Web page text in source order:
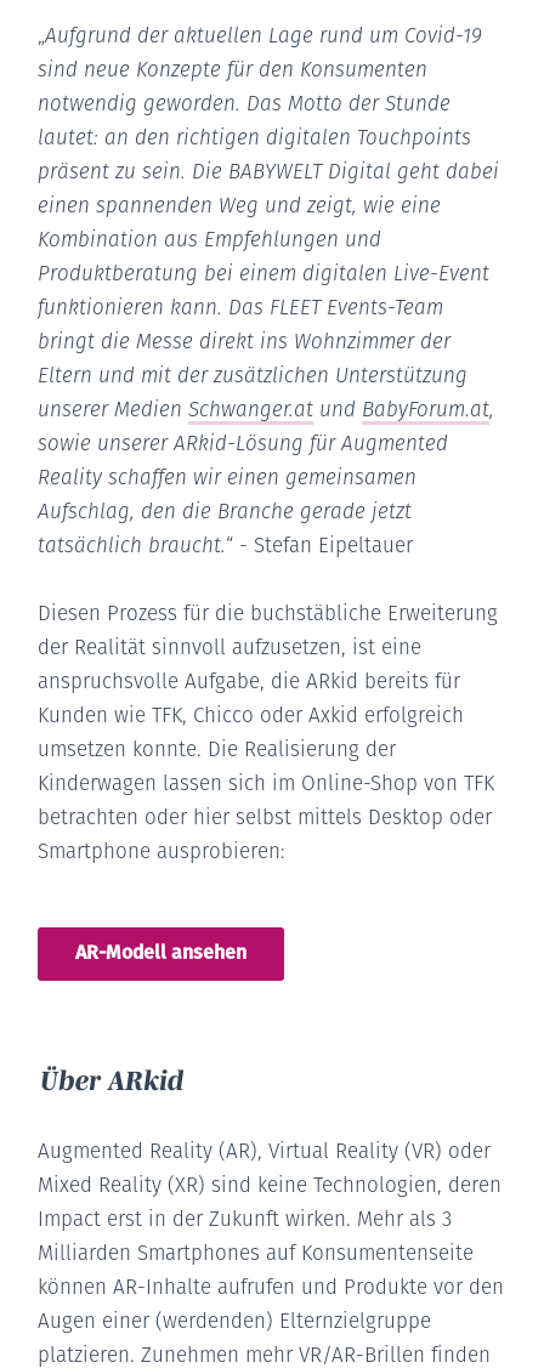
„Aufgrund der aktuellen Lage rund um Covid-19
sind neue Konzepte für den Konsumenten
notwendig geworden. Das Motto der Stunde
lautet: an den richtigen digitalen Touchpoints
präsent zu sein. Die BABYWELT Digital geht dabei
einen spannenden Weg und zeigt, wie eine
Kombination aus Empfehlungen und
Produktberatung bei einem digitalen Live-Event
funktionieren kann. Das FLEET Events-Team
bringt die Messe direkt ins Wohnzimmer der
Eltern und mit der zusätzlichen Unterstützung
unserer MedienSchwanger.at und BabyForum.at,
sowie unserer ARkid-Lösung für Augmented
Reality schaffen wir einen gemeinsamen
Aufschlag, den die Branche gerade jetzt
tatsächlich braucht.“ - Stefan Eipeltauer
Diesen Prozess für die buchstäbliche Erweiterung
der Realität sinnvoll aufzusetzen, ist eine
anspruchsvolle Aufgabe, die ARkid bereits für
Kunden wie TFK, Chicco oder Axkid erfolgreich
umsetzen konnte. Die Realisierung der
Kinderwagen lassen sich im Online-Shop von TFK
betrachten oder hier selbst mittels Desktop oder
Smartphone ausprobieren:
AR-Modell ansehen
Über ARkid
Augmented Reality (AR), Virtual Reality (VR) oder
Mixed Reality (XR) sind keine Technologien, deren
Impact erst in der Zukunft wirken. Mehr als 3
Milliarden Smartphones auf Konsumentenseite
können AR-Inhalte aufrufen und Produkte vor den
Augen einer (werdenden) Elternzielgruppe
platzieren. Zunehmen mehr VR/AR-Brillen finden